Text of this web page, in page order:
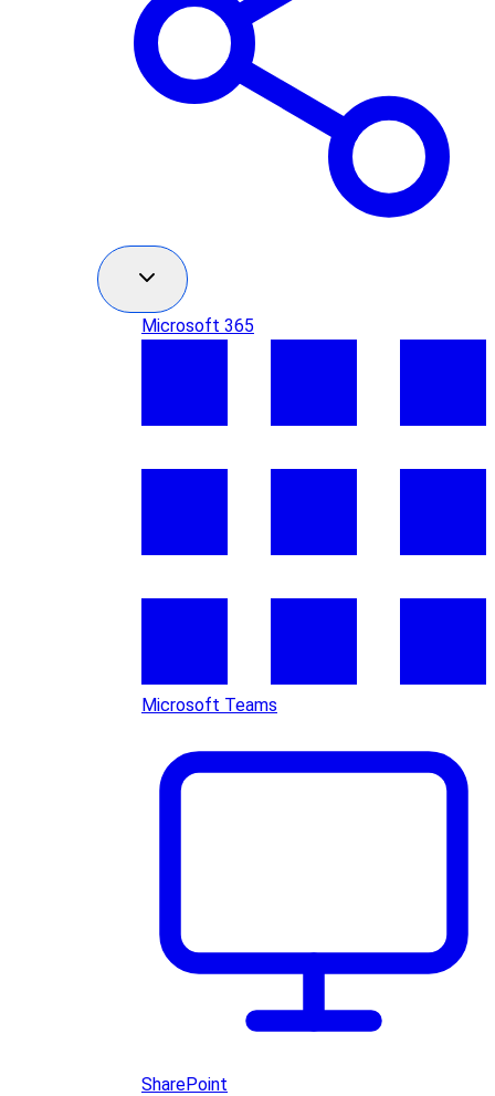
Microsoft 365
Microsoft Teams
SharePoint